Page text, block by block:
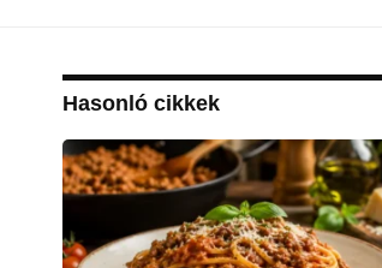
Hasonló cikkek